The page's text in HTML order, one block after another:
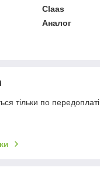
Claas
Аналог
тільки по передоплаті.